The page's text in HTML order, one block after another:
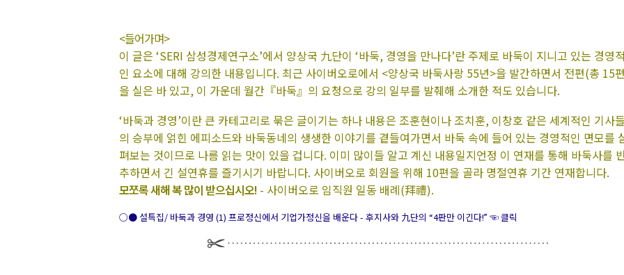
<들어가며>
이 글은 ‘SERI 삼성경제연구소’에서 양상국 九단이 ‘바둑, 경영을 만나다’란 주제로 바둑이 지니고 있는 경영적
인 요소에 대해 강의한 내용입니다. 최근 사이버오로에서 <양상국 바둑사랑 55년>을 발간하면서 전편(총 15
을 실은 바 있고, 이 가운데 월간『바둑』의 요청으로 강의 일부를 발췌해 소개한 적도 있습니다.
‘바둑과 경영’이란 큰 카테고리로 묶은 글이기는 하나 내용은 조훈현이나 조치훈, 이창호 같은 세계적인 기사들
의 승부에 얽힌 에피소드와 바둑동네의 생생한 이야기를 곁들여가면서 바둑 속에 들어 있는 경영적인 면모를
펴보는 것이므로 나름 읽는 맛이 있을 겁니다. 이미 많이들 알고 계신 내용일지언정 이 연재를 통해 바둑사를
추하면서 긴 설연휴를 즐기시기 바랍니다. 사이버오로 회원을 위해 10편을 골라 명절연휴 기간 연재합니다.
모쪼록 새해 복 많이 받으십시오! - 사이버오로 임직원 일동 배례(拜禮).
○● 설특집/ 바둑과 경영 (1) 프로정신에서 기업가정신을 배운다 - 후지사와 九단의 “4판만 이긴다!” ☜ 클릭